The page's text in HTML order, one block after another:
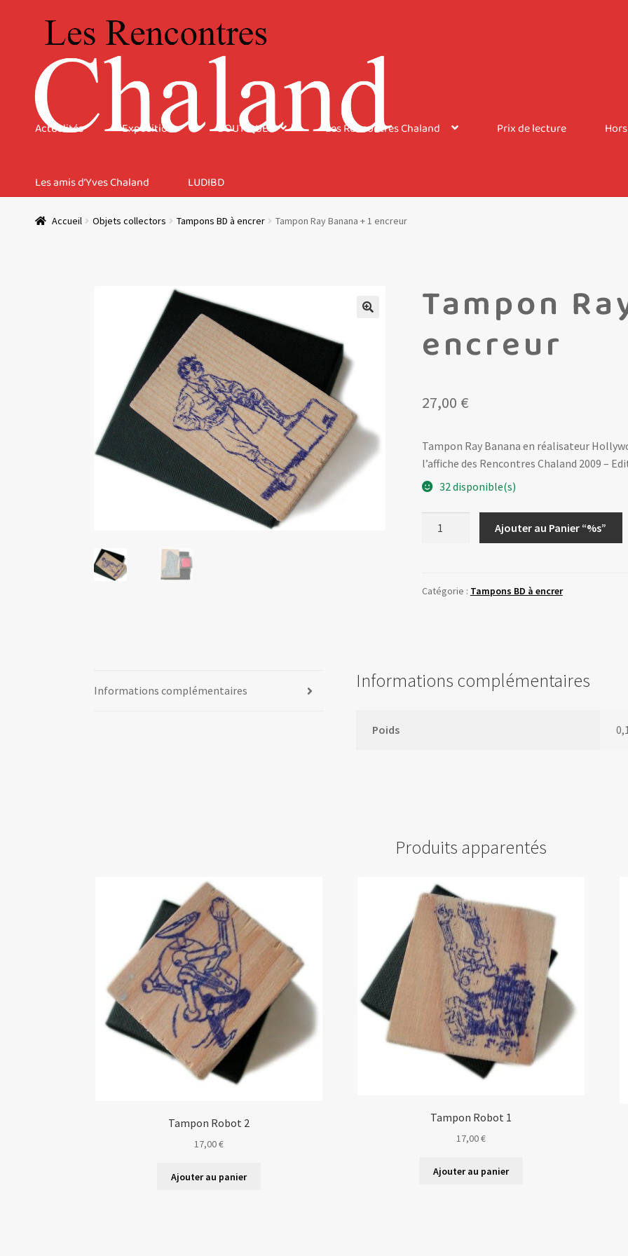
navigation
Actualités Expositions BOUTIQUE Les Rencontres Chaland Prix de lecture
Les amis d’Yves Chaland LUDIBD
Accueil Objets collectors Tampons BD à encrer Tampon Ray Banana + 1 encreur
Tampon
encreur
27,00 €
Tampon Ray Banana en réalisateur
l’affiche des Rencontres Chaland 2009 –
32 disponible(s)
Banana
Ajouter au Panier “%s”
Catégorie : Tampons BD à encrer
Informations complémentaires Informations complémentaires
Poids
Produits apparentés
Tampon Robot 2
17,00€
Ajouter au panier
Tampon Robot 1
17,00€
Ajouter au panier